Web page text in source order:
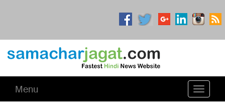
Toggle
Menu